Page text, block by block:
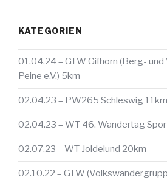
KATEGORIEN
01.04.24 – GTW Gifhorn (Berg-
Peine e.V.) 5km
02.04.23 – PW265 Schleswig 11km
02.04.23 – WT 46. Wandertag
02.07.23 – WT Joldelund 20km
02.10.22 – GTW